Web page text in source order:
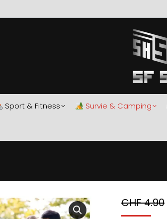
Sport & Fitness Survie & Camping
CHF4.90